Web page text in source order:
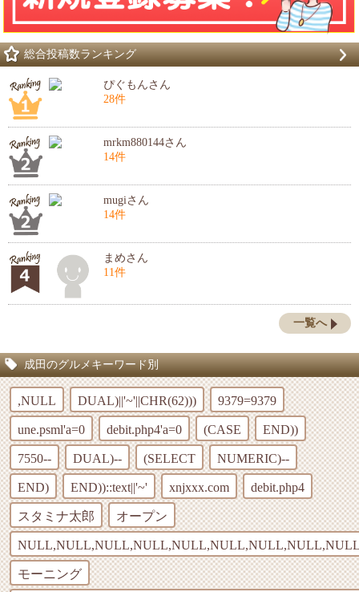
総合投稿数ランキング
ぴぐもんさん
28件
mrkm880144さん
14件
mugiさん
14件
まめさん
11件
一覧へ
成田のグルメキーワード別
,NULL DUAL)||'~'||CHR(62))) 9379=9379
une.psml'a=0 debit.php4'a=0 (CASE END))
7550-- DUAL)-- (SELECT NUMERIC)--
END) END))::text||'~' xnjxxx.com debit.php4
スタミナ太郎 オープン
モーニング